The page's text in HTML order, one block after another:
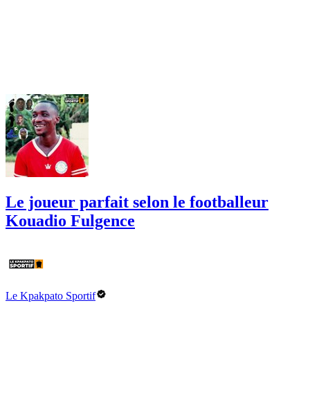
Le joueur parfait selon le footballeur
Kouadio Fulgence
Le Kpakpato Sportif